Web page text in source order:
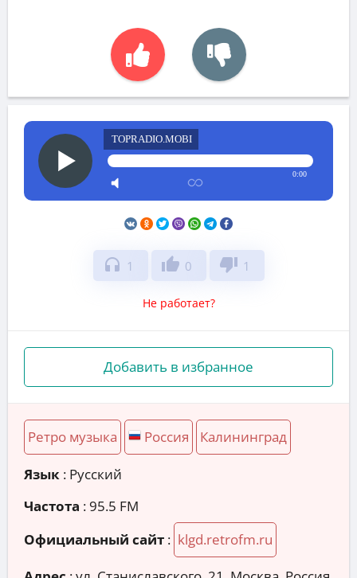
TOPRADIO.MOBI
0:00
headphones 1 thumb_up 0 thumb_down 1
Не работает?
Добавить в избранное
Ретро музыка Россия Калининград
Язык : Русский
Частота : 95.5 FM
Официальный сайт : klgd.retrofm.ru